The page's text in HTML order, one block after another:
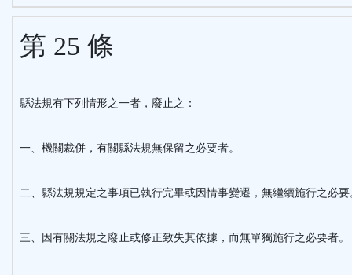
第 25 條
縣法規有下列情形之一者，廢止之：
一、機關裁併，有關縣法規無保留之必要者。
二、縣法規規定之事項已執行完畢或因情事變遷，無繼續施行之必要
三、因有關法規之廢止或修正致失其依據，而無單獨施行之必要者。